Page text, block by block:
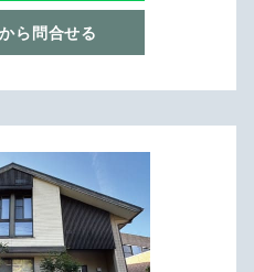
ら問合せる